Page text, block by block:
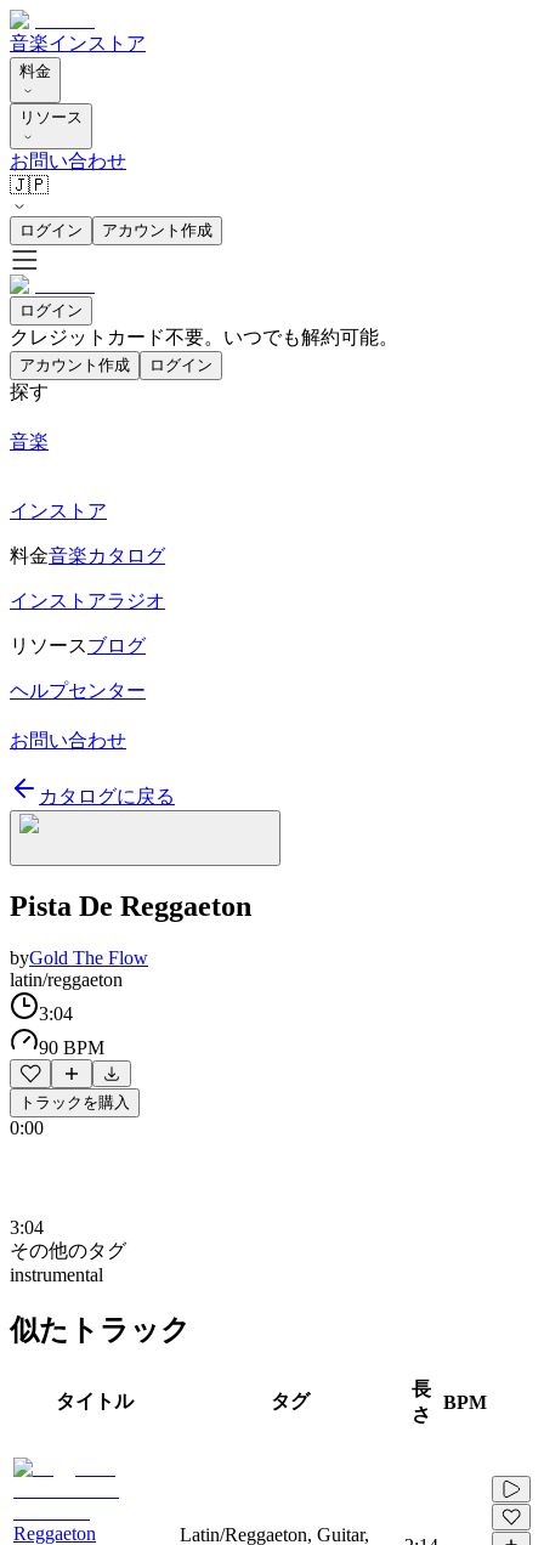
音楽インストア
料金
リソース
お問い合わせ
🇯🇵
ログイン アカウント作成
ログイン
クレジットカード不要。いつでも解約可能。
アカウント作成 ログイン
探す
音楽
インストア
料金音楽カタログ
インストアラジオ
リソースブログ
ヘルプセンター
お問い合わせ
カタログに戻る
Pista De Reggaeton
byGold The Flow
latin/reggaeton
3:04
90 BPM
トラックを購入
0:00
3:04
その他のタグ
instrumental
似たトラック
タイトル タグ
長
さ
BPM
Reggaeton
Latin/Reggaeton, Guitar,